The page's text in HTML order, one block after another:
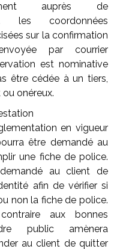
auprès de
les coordonnées
sur la confirmation
par courrier
est nominative
être cédée à un tiers,
onéreux.
en vigueur
être demandé au
une fiche de police.
au client de
afin de vérifier si
non la fiche de police.
aux bonnes
public amènera
au client de quitter